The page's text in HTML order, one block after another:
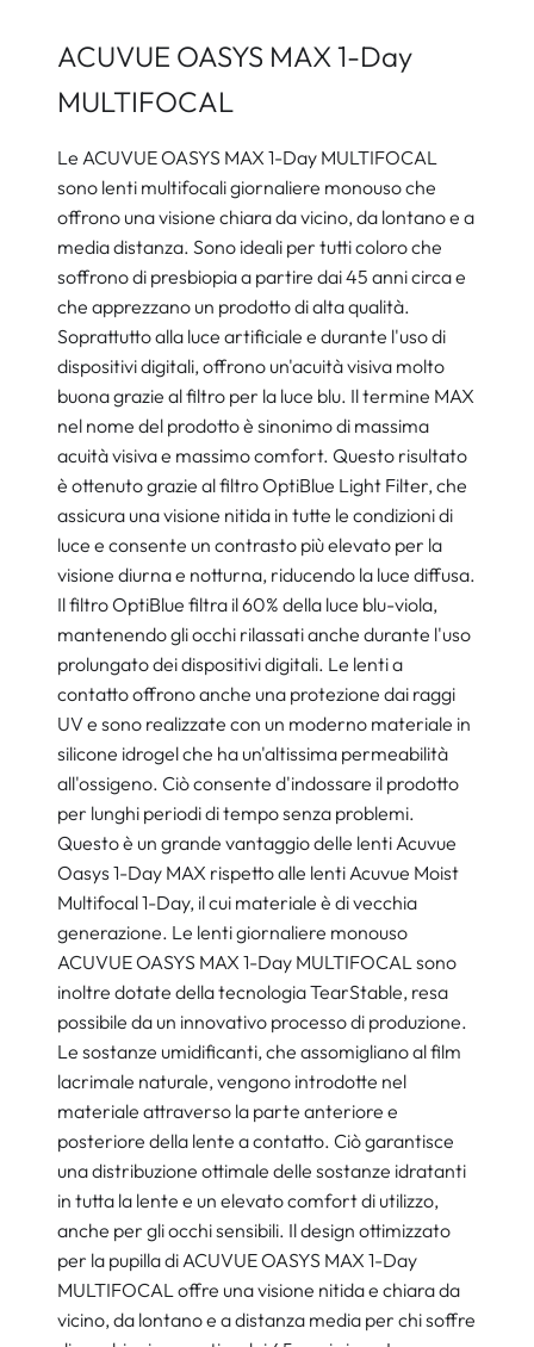
ACUVUE OASYS MAX 1-Day
MULTIFOCAL
Le ACUVUE OASYS MAX 1-Day MULTIFOCAL
sono lenti multifocali giornaliere monouso che
offrono una visione chiara da vicino, da lontano e a
media distanza. Sono ideali per tutti coloro che
soffrono di presbiopia a partire dai 45 anni circa e
che apprezzano un prodotto di alta qualità.
Soprattutto alla luce artificiale e durante l'uso di
dispositivi digitali, offrono un'acuità visiva molto
buona grazie al filtro per la luce blu. Il termine MAX
nel nome del prodotto è sinonimo di massima
acuità visiva e massimo comfort. Questo risultato
è ottenuto grazie al filtro OptiBlue Light Filter, che
assicura una visione nitida in tutte le condizioni di
luce e consente un contrasto più elevato per la
visione diurna e notturna, riducendo la luce diffusa.
Il filtro OptiBlue filtra il 60% della luce blu-viola,
mantenendo gli occhi rilassati anche durante l'uso
prolungato dei dispositivi digitali. Le lenti a
contatto offrono anche una protezione dai raggi
UV e sono realizzate con un moderno materiale in
silicone idrogel che ha un'altissima permeabilità
all'ossigeno. Ciò consente d'indossare il prodotto
per lunghi periodi di tempo senza problemi.
Questo è un grande vantaggio delle lenti Acuvue
Oasys 1-Day MAX rispetto alle lenti Acuvue Moist
Multifocal 1-Day, il cui materiale è di vecchia
generazione. Le lenti giornaliere monouso
ACUVUE OASYS MAX 1-Day MULTIFOCAL sono
inoltre dotate della tecnologia TearStable, resa
possibile da un innovativo processo di produzione.
Le sostanze umidificanti, che assomigliano al film
lacrimale naturale, vengono introdotte nel
materiale attraverso la parte anteriore e
posteriore della lente a contatto. Ciò garantisce
una distribuzione ottimale delle sostanze idratanti
in tutta la lente e un elevato comfort di utilizzo,
anche per gli occhi sensibili. Il design ottimizzato
per la pupilla di ACUVUE OASYS MAX 1-Day
MULTIFOCAL offre una visione nitida e chiara da
vicino, da lontano e a distanza media per chi soffre